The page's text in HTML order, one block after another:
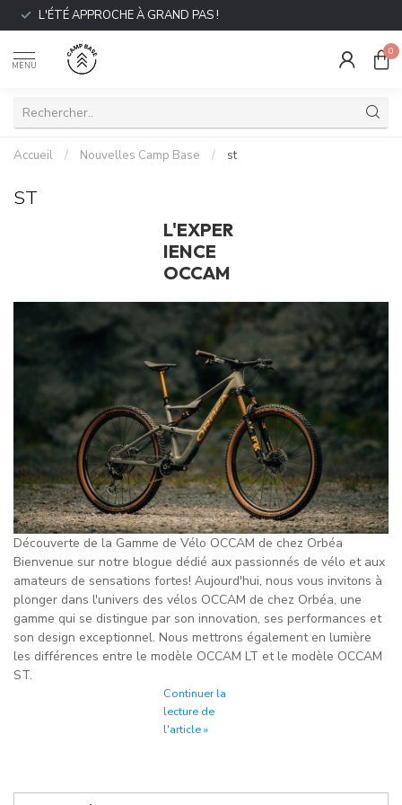
L'ÉTÉ APPROCHE À GRAND PAS !
MENU
0
Accueil / Nouvelles Camp Base / st
ST
L'EXPER
IENCE
OCCAM
Découverte de la Gamme de Vélo OCCAM de chez Orbéa
Bienvenue sur notre blogue dédié aux passionnés de vélo et aux
amateurs de sensations fortes! Aujourd'hui, nous vous invitons à
plonger dans l'univers des vélos OCCAM de chez Orbéa, une
gamme qui se distingue par son innovation, ses performances et
son design exceptionnel. Nous mettrons également en lumière
les différences entre le modèle OCCAM LT et le modèle OCCAM
ST.
Continuer la
lecture de
l'article »